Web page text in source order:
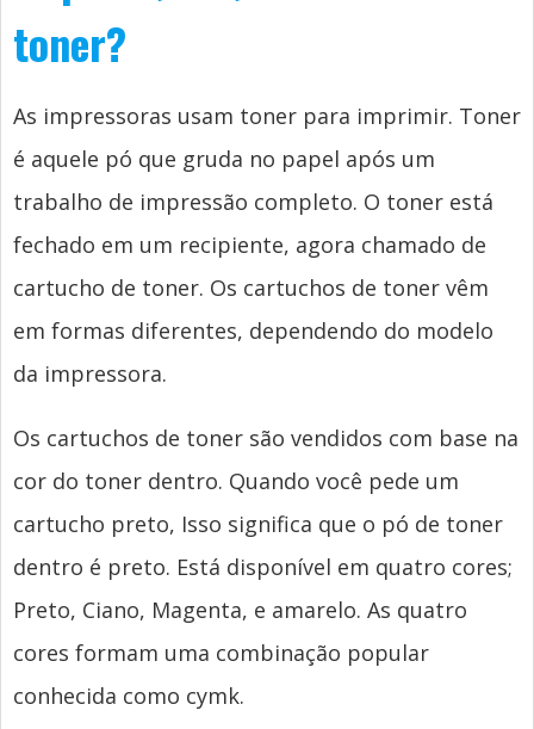
toner?
As impressoras usam toner para imprimir. Toner
é aquele pó que gruda no papel após um
trabalho de impressão completo. O toner está
fechado em um recipiente, agora chamado de
cartucho de toner. Os cartuchos de toner vêm
em formas diferentes, dependendo do modelo
da impressora.
Os cartuchos de toner são vendidos com base na
cor do toner dentro. Quando você pede um
cartucho preto, Isso significa que o pó de toner
dentro é preto. Está disponível em quatro cores;
Preto, Ciano, Magenta, e amarelo. As quatro
cores formam uma combinação popular
conhecida como cymk.